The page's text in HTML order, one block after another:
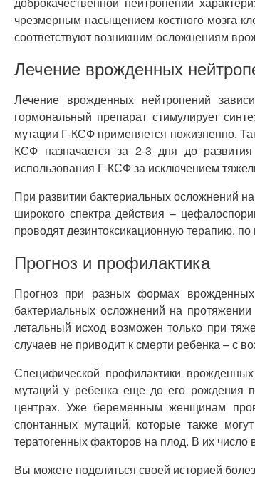
чрезмерным насыщением костного мозга
соответствуют возникшим осложнениям
Лечение врожденных
Лечение врожденных нейтропений
гормональный препарат стимулирует
мутации Г-КСФ применяется пожизненно.
КСФ назначается за 2-3 дня до
использования Г-КСФ за исключением
При развитии бактериальных осложнений
широкого спектра действия –
проводят дезинтоксикационную терапию,
Прогноз и профилактика
Прогноз при разных формах
бактериальных осложнений на
летальный исход возможен только при
случаев не приводит к смерти ребенка – с
Специфической профилактики
мутаций у ребенка еще до его рождения
центрах. Уже беременным женщинам
спонтанных мутаций, которые также
тератогенных факторов на плод. В их
Вы можете поделиться своей историей